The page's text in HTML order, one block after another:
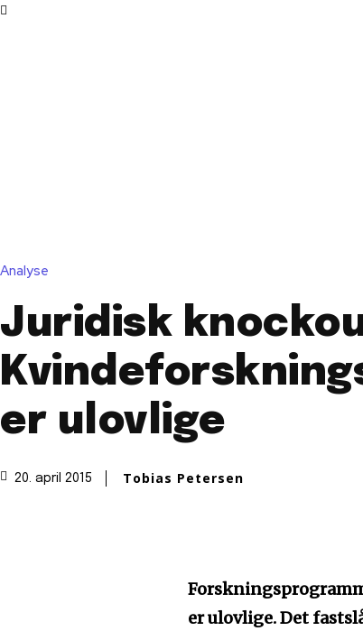
Analyse
Juridisk
er ulovlige
20. april 2015 Tobias Petersen
er ulovlige. Det